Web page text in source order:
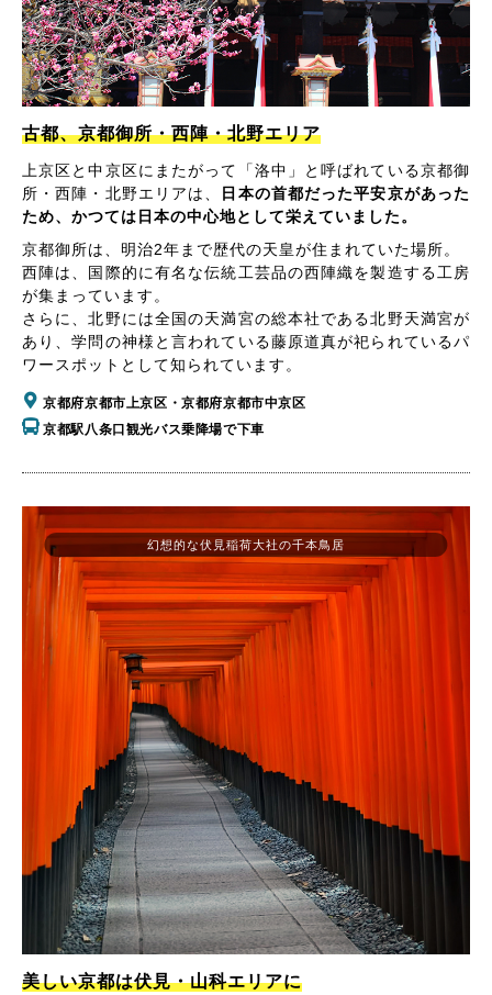
古都、京都御所・西陣・北野エリア
上京区と中京区にまたがって「洛中」と呼ばれている京都御
所・西陣・北野エリアは、
日本の首都だった平安京があった
ため、かつては日本の中心地として栄えていました。
京都御所は、明治2年まで歴代の天皇が住まれていた場所。
西陣は、国際的に有名な伝統工芸品の西陣織を製造する工房
が集まっています。
さらに、北野には全国の天満宮の総本社である北野天満宮が
あり、学問の神様と言われている藤原道真が祀られているパ
ワースポットとして知られています。
京都府京都市上京区・京都府京都市中京区
京都駅八条口観光バス乗降場で下車
美しい京都は伏見・山科エリアに
幻想的な伏見稲荷大社の千本鳥居